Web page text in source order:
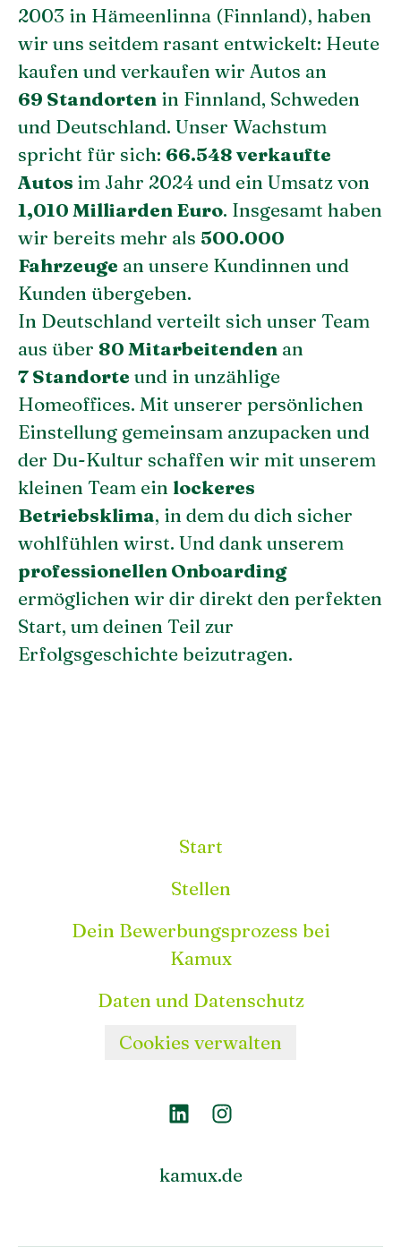
2003 in Hämeenlinna (Finnland), haben
wir uns seitdem rasant entwickelt: Heute
kaufen und verkaufen wir Autos an
69 Standorten in Finnland, Schweden
und Deutschland. Unser Wachstum
spricht für sich: 66.548 verkaufte
Autos im Jahr 2024 und ein Umsatz von
1,010 Milliarden Euro. Insgesamt haben
wir bereits mehr als 500.000
Fahrzeuge an unsere Kundinnen und
Kunden übergeben.
In Deutschland verteilt sich unser Team
aus über 80 Mitarbeitenden an
7 Standorte und in unzählige
Homeoffices. Mit unserer persönlichen
Einstellung gemeinsam anzupacken und
der Du-Kultur schaffen wir mit unserem
kleinen Team ein lockeres
Betriebsklima, in dem du dich sicher
wohlfühlen wirst. Und dank unserem
professionellen Onboarding
ermöglichen wir dir direkt den perfekten
Start, um deinen Teil zur
Erfolgsgeschichte beizutragen.
Start
Stellen
Dein Bewerbungsprozess bei
Kamux
Daten und Datenschutz
Cookies verwalten
kamux.de